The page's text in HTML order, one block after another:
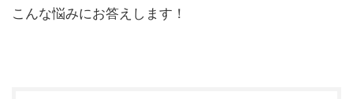
こんな悩みにお答えします！